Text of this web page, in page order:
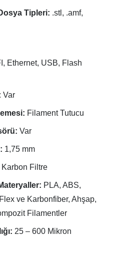
Tipleri: .stl, .amf,
Ethernet, USB, Flash
Var
Filament Tutucu
Var
1,75 mm
Karbon Filtre
PLA, ABS,
ve Karbonfiber, Ahşap,
Filamentler
25 – 600 Mikron